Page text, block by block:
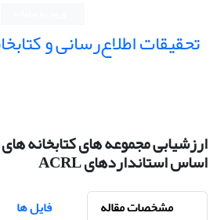
تحقیقات اطلاع‌رسانی و
ارزشیابی مجموعه های کتابخانه
اساس استانداردهای ACRL
مشخصات مقاله
فایل ها